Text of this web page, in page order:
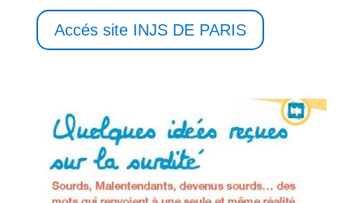
Accés site INJS DE PARIS